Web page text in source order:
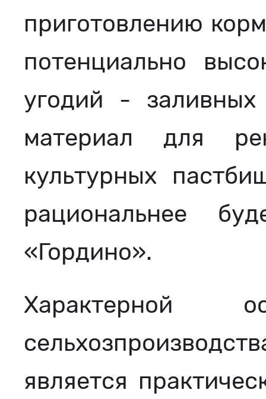
приготовлению
потенциально
угодий -
материал для
культурных
рациональнее
«Гордино».
Характерной
является